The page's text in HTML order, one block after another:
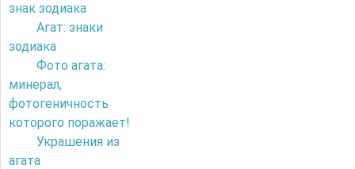
знак зодиака
Агат: знаки
зодиака
Фото агата:
минерал,
фотогеничность
которого поражает!
Украшения из
агата